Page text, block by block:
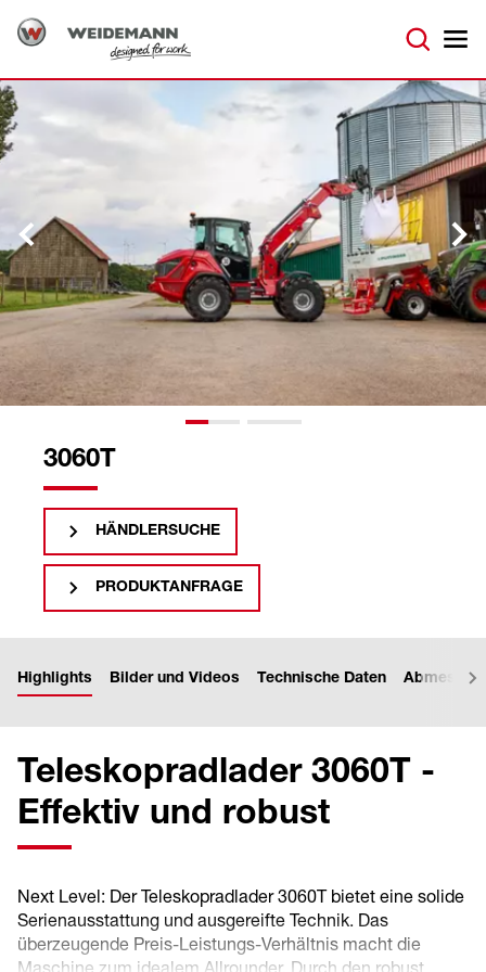
3060T
HÄNDLERSUCHE
PRODUKTANFRAGE
Highlights Bilder und Videos Technische Daten
Teleskopradlader 3060T -
Effektiv und robust
Next Level: Der Teleskopradlader 3060T bietet eine solide
Serienausstattung und ausgereifte Technik. Das
überzeugende Preis-Leistungs-Verhältnis macht die
Maschine zum idealem Allrounder. Durch den robust